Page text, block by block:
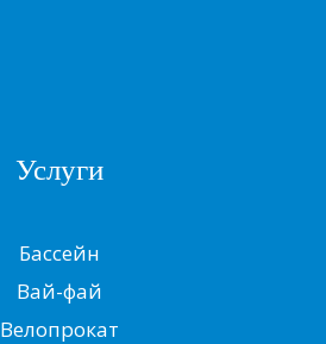
Услуги
Бассейн
Вай-фай
Велопрокат